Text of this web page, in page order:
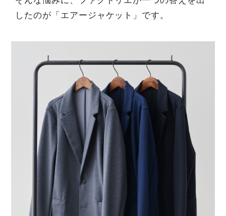
したのが「エアージャケット」です。